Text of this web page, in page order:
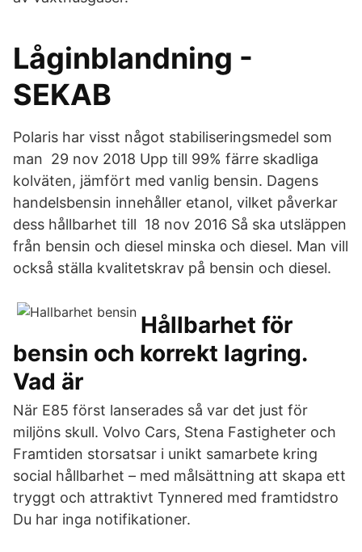
Låginblandning -
SEKAB
Polaris har visst något stabiliseringsmedel som
man 29 nov 2018 Upp till 99% färre skadliga
kolväten, jämfört med vanlig bensin. Dagens
handelsbensin innehåller etanol, vilket påverkar
dess hållbarhet till 18 nov 2016 Så ska utsläppen
från bensin och diesel minska och diesel. Man vill
också ställa kvalitetskrav på bensin och diesel.
Hållbarhet för
bensin och korrekt lagring.
Vad är
När E85 först lanserades så var det just för
miljöns skull. Volvo Cars, Stena Fastigheter och
Framtiden storsatsar i unikt samarbete kring
social hållbarhet – med målsättning att skapa ett
tryggt och attraktivt Tynnered med framtidstro
Du har inga notifikationer.